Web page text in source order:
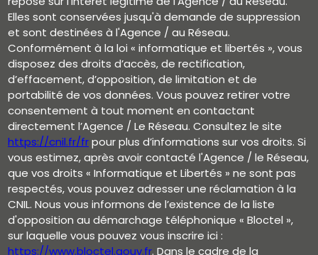
Elles sont conservées jusqu'à demande de suppression
et sont destinées à l'Agence / au Réseau.
Conformément à la loi « informatique et libertés », vous
disposez des droits d’accès, de rectification,
d’effacement, d’opposition, de limitation et de
portabilité de vos données. Vous pouvez retirer votre
consentement à tout moment en contactant
directement l’Agence / Le Réseau. Consultez le site
https://cnil.fr/frpour plus d’informations sur vos droits. Si
vous estimez, après avoir contacté l'Agence / le Réseau,
que vos droits « Informatique et Libertés » ne sont pas
respectés, vous pouvez adresser une réclamation à la
CNIL. Nous vous informons de l’existence de la liste
d'opposition au démarchage téléphonique « Bloctel »,
sur laquelle vous pouvez vous inscrire ici :
https://www.bloctel.gouv.fr. Dans le cadre de la